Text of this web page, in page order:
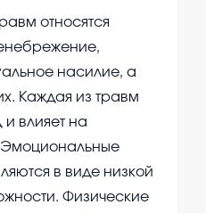
относятся
насилие, а
Каждая из травм
и влияет на
Эмоциональные
в виде низкой
Физические